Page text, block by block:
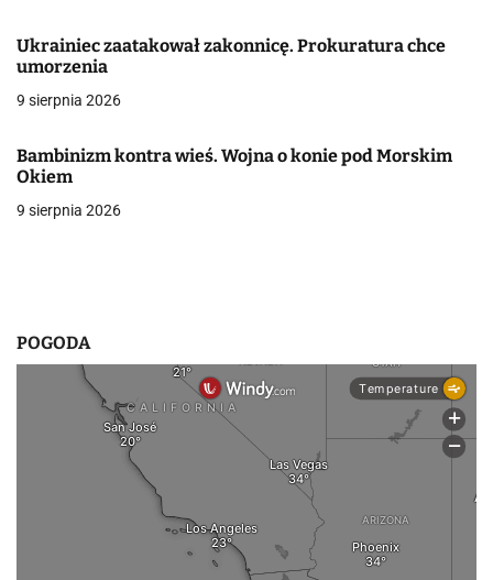
w
p
i
s
Ukrainiec zaatakował zakonnicę. Prokuratura chce
umorzenia
9 sierpnia 2026
Bambinizm kontra wieś. Wojna o konie pod Morskim
Okiem
9 sierpnia 2026
POGODA